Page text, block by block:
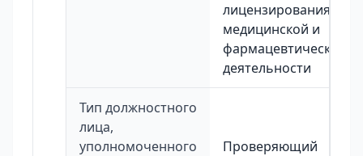
лицензирования
медицинской и
фармацевтической
деятельности
Тип должностного
лица,
уполномоченного
Проверяющий